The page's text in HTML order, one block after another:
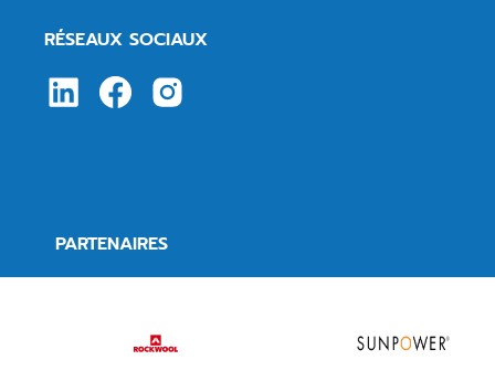
RÉSEAUX SOCIAUX
PARTENAIRES